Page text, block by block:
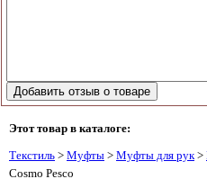
Этот товар в каталоге:
Текстиль > Муфты > Муфты для рук>
Cosmo Pesco